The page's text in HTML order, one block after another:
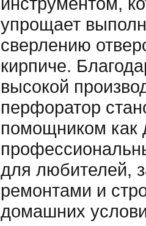
упрощает
сверлению
кирпиче.
высокой
перфоратор
помощником как
для любителей,
ремонтами и
домашних